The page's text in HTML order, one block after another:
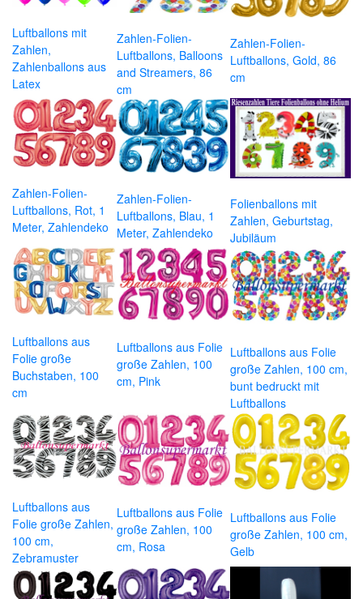
Luftballons mit
Zahlen,
Zahlenballons aus
Latex
Zahlen-Folien-
Luftballons, Balloons
and Streamers, 86
cm
Zahlen-Folien-
Luftballons, Gold, 86
cm
Zahlen-Folien-
Luftballons, Rot, 1
Meter, Zahlendeko
Zahlen-Folien-
Luftballons, Blau, 1
Meter, Zahlendeko
Folienballons mit
Zahlen, Geburtstag,
Jubiläum
Luftballons aus
Folie große
Buchstaben, 100
cm
Luftballons aus Folie
große Zahlen, 100
cm, Pink
Luftballons aus Folie
große Zahlen, 100 cm,
bunt bedruckt mit
Luftballons
Luftballons aus
Folie große Zahlen,
100 cm,
Zebramuster
Luftballons aus Folie
große Zahlen, 100
cm, Rosa
Luftballons aus Folie
große Zahlen, 100 cm,
Gelb